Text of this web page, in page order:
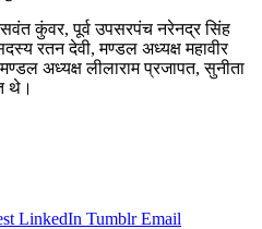
कुंवर, पूर्व उपसरपंच नरेनद्र सिंह
रतन देवी, मण्डल अध्यक्ष महावीर
अध्यक्ष लीलाराम प्रजापत, सुनीता
थे।
LinkedIn Tumblr Email